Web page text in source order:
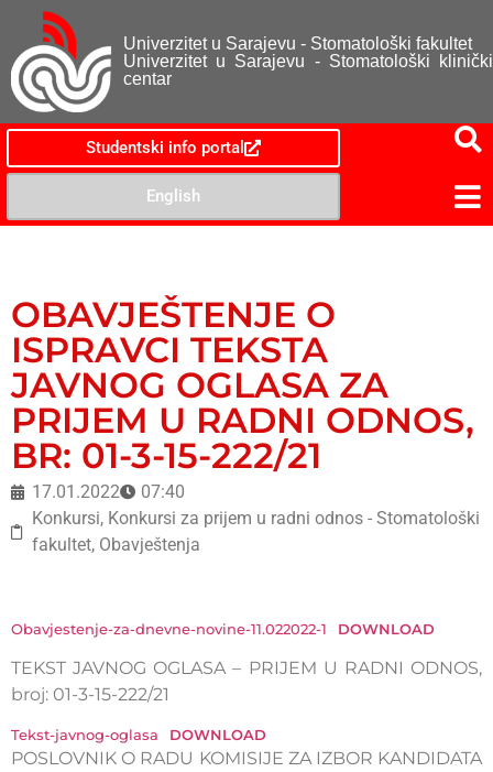
Univerzitet u Sarajevu - Stomatološki fakultet
Univerzitet u Sarajevu - Stomatološki klinički
centar
Studentski info portal
English
OBAVJEŠTENJE O
ISPRAVCI TEKSTA
JAVNOG OGLASA ZA
PRIJEM U RADNI ODNOS,
BR: 01-3-15-222/21
17.01.2022
07:40
Konkursi, Konkursi za prijem u radni odnos - Stomatološki
fakultet, Obavještenja
Obavjestenje-za-dnevne-novine-11.022022-1 DOWNLOAD
TEKST JAVNOG OGLASA – PRIJEM U RADNI ODNOS,
broj: 01-3-15-222/21
Tekst-javnog-oglasa DOWNLOAD
POSLOVNIK O RADU KOMISIJE ZA IZBOR KANDIDATA